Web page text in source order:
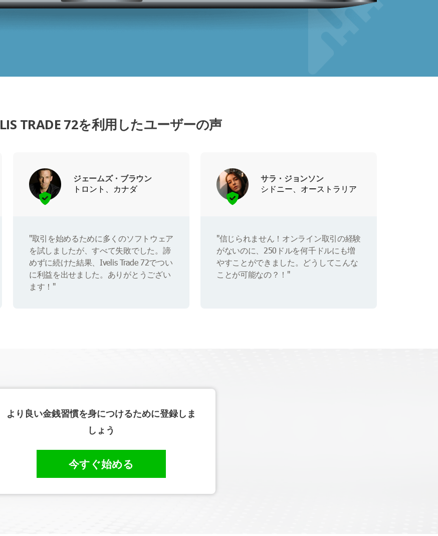
TRADE 72を利用したユーザーの声
ジェームズ・ブラウン
トロント、カナダ
"取引を始めるために多くのソフトウェア
を試しましたが、すべて失敗でした。諦
めずに続けた結果、Ivelis Trade 72でつい
に利益を出せました。ありがとうござい
ます！"
サラ・ジョンソン
シドニー、オーストラリア
"信じられません！オンライン取引の経験
がないのに、250ドルを何千ドルにも増
やすことができました。どうしてこんな
ことが可能なの？！"
より良い金銭習慣を身につけるために登録しま
しょう
今すぐ始める